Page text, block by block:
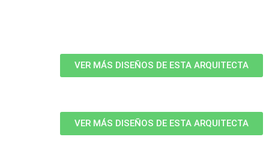
VER MÁS DISEÑOS DE ESTA ARQUITECTA
VER MÁS DISEÑOS DE ESTA ARQUITECTA